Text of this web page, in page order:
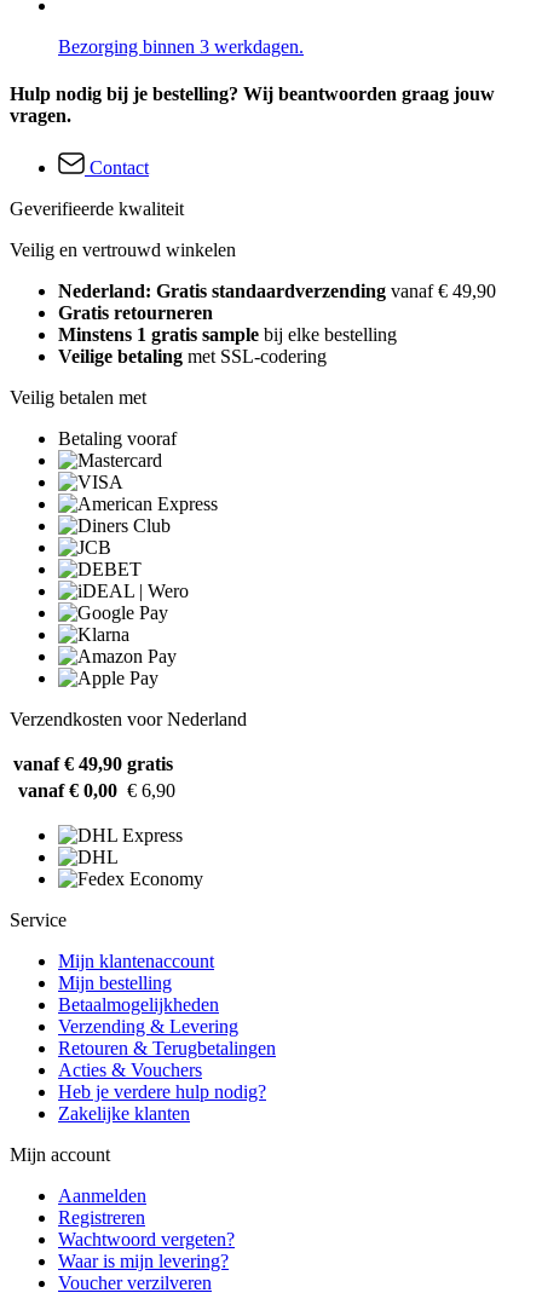
Bezorging binnen 3 werkdagen.
Hulp nodig bij je bestelling? Wij beantwoorden graag jouw
vragen.
Contact
Geverifieerde kwaliteit
Veilig en vertrouwd winkelen
Nederland: Gratis standaardverzending vanaf € 49,90
Gratis retourneren
Minstens 1 gratis sample bij elke bestelling
Veilige betaling met SSL-codering
Veilig betalen met
Betaling vooraf
Verzendkosten voor Nederland
vanaf € 49,90 gratis
vanaf € 0,00 € 6,90
Service
Mijn klantenaccount
Mijn bestelling
Betaalmogelijkheden
Verzending & Levering
Retouren & Terugbetalingen
Acties & Vouchers
Heb je verdere hulp nodig?
Zakelijke klanten
Mijn account
Aanmelden
Registreren
Wachtwoord vergeten?
Waar is mijn levering?
Voucher verzilveren